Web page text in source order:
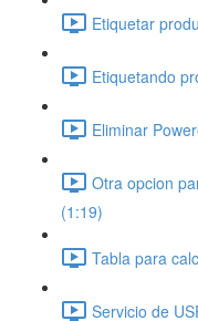
Etiquetar
Etiquetando
Eliminar
Otra opcion
(1:19)
Tabla para
Servicio de